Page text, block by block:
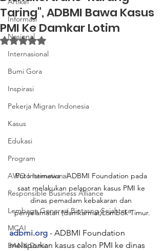
Informasi
Nasional
Internasional
Bumi Gora
Inspirasi
Pekerja Migran Indonesia
Kasus
Edukasi
Program
AWO International
Responsible Business Alliance
Lembaga Generasi Bintasng Sejahtera
MCAI
BANK Dunia
Taring", ADBMI Bawa Kasus
PMI Ke Damkar Lotim
Dinilai NaN dari 5 bintang.
Poto Istimewa : ADBMI Foundation pada
saat melakukan pelaporan kasus PMI ke
dinas pemadam kebakaran dan
penyelamatan (damkarmat)Lombok Timur.
adbmi.org - ADBMI Foundation
melaporkan kasus calon PMI ke dinas